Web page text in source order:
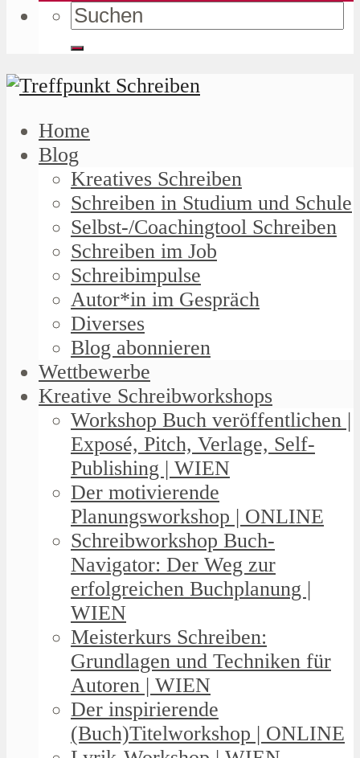
Home
Blog
Kreatives Schreiben
Schreiben in Studium und Schule
Selbst-/Coachingtool Schreiben
Schreiben im Job
Schreibimpulse
Autor*in im Gespräch
Diverses
Blog abonnieren
Wettbewerbe
Kreative Schreibworkshops
Workshop Buch veröffentlichen |
Exposé, Pitch, Verlage, Self-
Publishing | WIEN
Der motivierende
Planungsworkshop | ONLINE
Schreibworkshop Buch-
Navigator: Der Weg zur
erfolgreichen Buchplanung |
WIEN
Meisterkurs Schreiben:
Grundlagen und Techniken für
Autoren | WIEN
Der inspirierende
(Buch)Titelworkshop | ONLINE